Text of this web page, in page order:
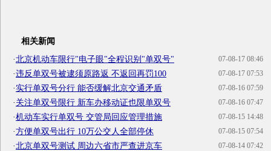
相关新闻
07-08-17 08:46
·北京机动车限行"电子眼"全程识别"单双号"
07-08-17 07:53
·违反单双号被逮须原路返 不返回再罚100
07-08-16 07:59
·实行单双号分行 能否缓解北京交通矛盾
07-08-16 07:47
·关注单双号限行 新车办移动证也限单双号
07-08-15 14:48
·机动车实行单双号 交管局回应管理措施
07-08-15 07:54
·方便单双号出行 10万公交人全部停休
07-08-14 07:42
·北京单双号测试 周边六省市严查进京车